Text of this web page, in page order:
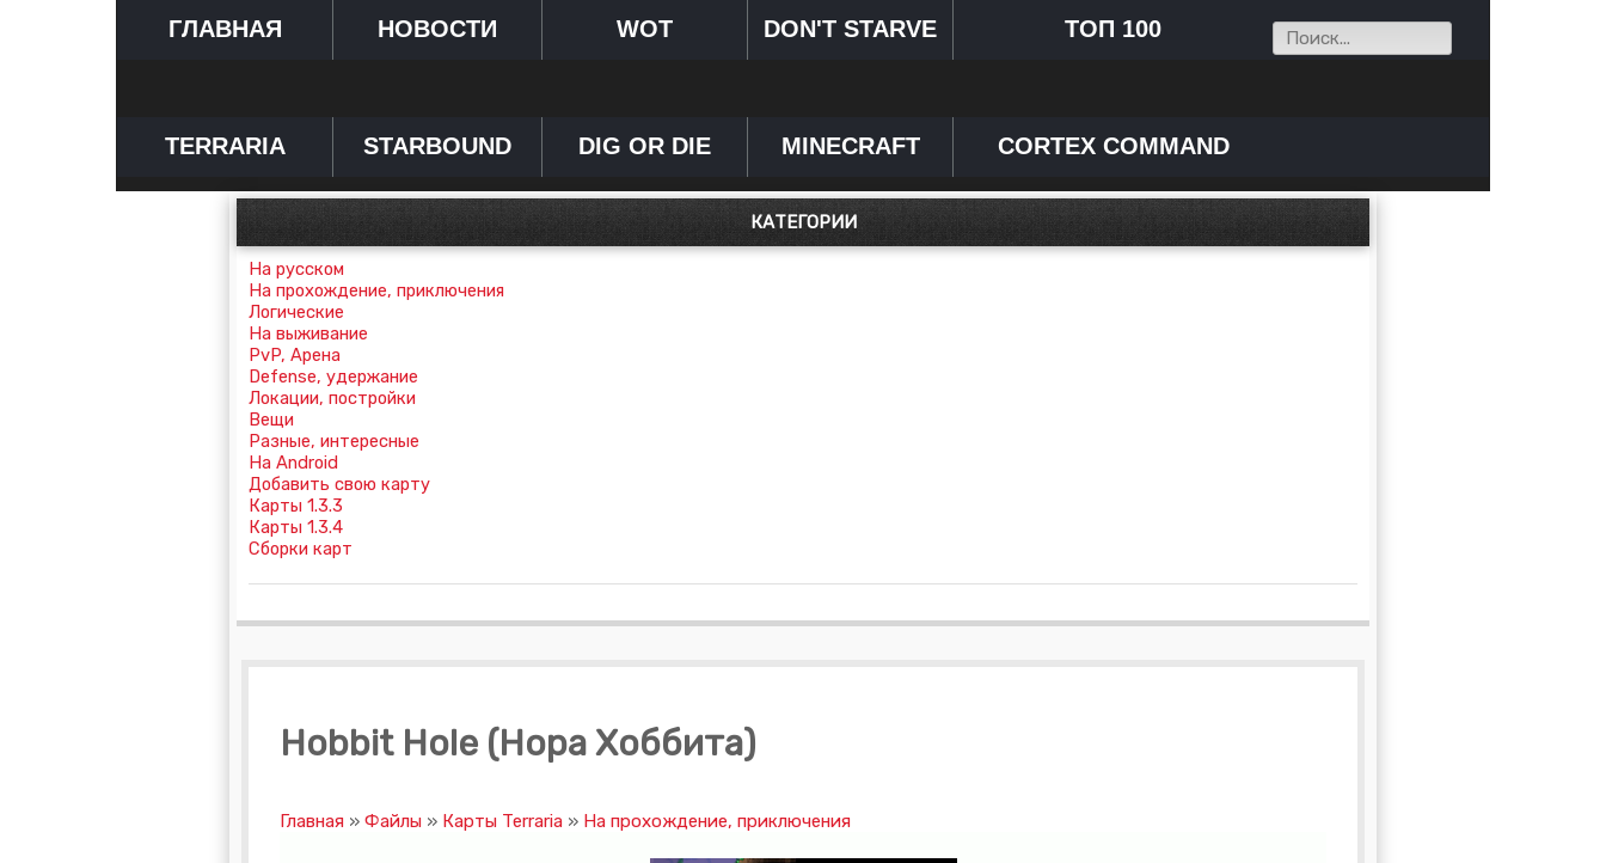
ГЛАВНАЯ НОВОСТИ WOT DON'T STARVE ТОП 100
TERRARIA STARBOUND DIG OR DIE MINECRAFT CORTEX COMMAND
КАТЕГОРИИ
На русском
На прохождение, приключения
Логические
На выживание
PvP, Арена
Defense, удержание
Локации, постройки
Вещи
Разные, интересные
На Android
Добавить свою карту
Карты 1.3.3
Карты 1.3.4
Сборки карт
Hobbit Hole (Нора Хоббита)
Главная » Файлы » Карты Terraria » На прохождение, приключения